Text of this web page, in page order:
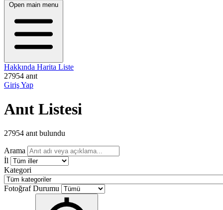
Open main menu
Hakkında Harita Liste
27954 anıt
Giriş Yap
Anıt Listesi
27954 anıt bulundu
Arama
İl
Kategori
Fotoğraf Durumu